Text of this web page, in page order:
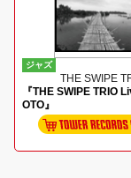
ジャズ
THE SWIPE
『THE SWIPE TRIO
OTO』